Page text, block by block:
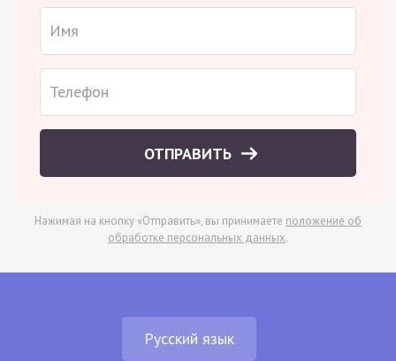
ОТПРАВИТЬ
Нажимая на кнопку «Отправить», вы принимаете положение об
обработке персональных данных.
Русский язык